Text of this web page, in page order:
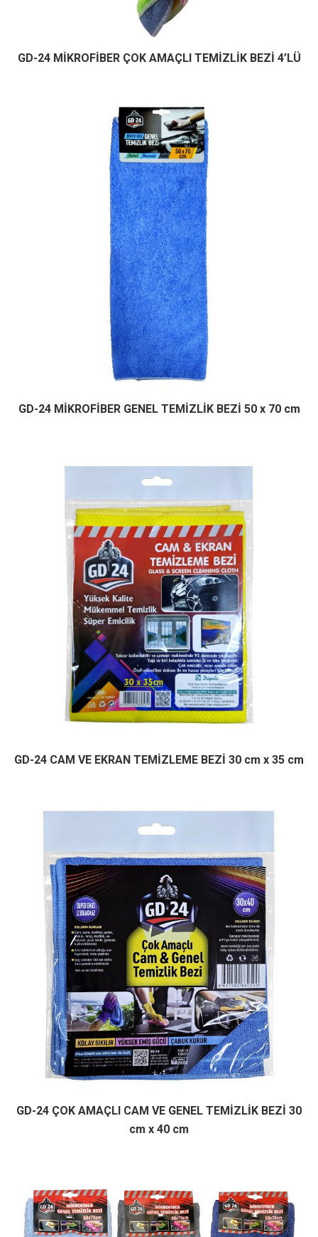
GD-24 MİKROFİBER ÇOK AMAÇLI TEMİZLİK BEZİ 4’LÜ
GD-24 MİKROFİBER GENEL TEMİZLİK BEZİ 50 x 70 cm
GD-24 CAM VE EKRAN TEMİZLEME BEZİ 30 cm x 35 cm
GD-24 ÇOK AMAÇLI CAM VE GENEL TEMİZLİK BEZİ 30
cm x 40 cm